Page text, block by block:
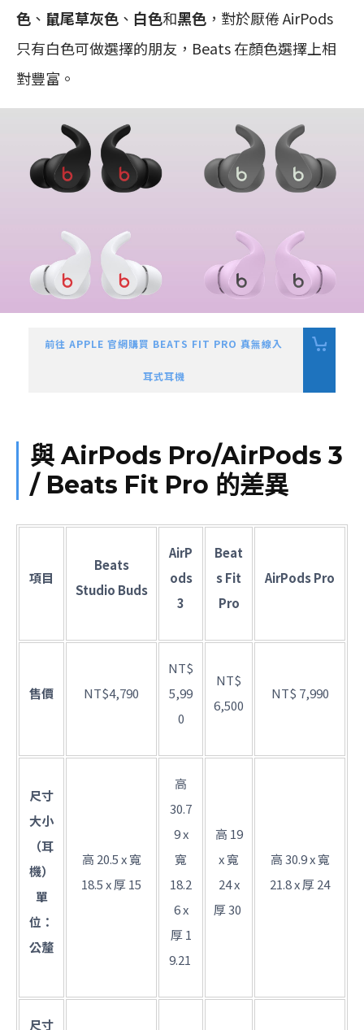
色 、 鼠尾草灰色 、 白色和黑色 ，對於厭倦 AirPods
只有白色可做選擇的朋友，Beats 在顏色選擇上相
對豐富。
前往 APPLE 官網購買 BEATS FIT PRO 真無線入
耳式耳機
與 AirPods Pro/AirPods 3
/ Beats Fit Pro 的差異
項目
Beats
Studio Buds
AirP
ods
3
Beat
s Fit
Pro
AirPods Pro
售價 NT$4,790
NT$
5,99
0
NT$
6,500
NT$ 7,990
尺寸
大小
（耳
機）
單
位：
公釐
高 20.5 x 寬
18.5 x 厚 15
高
30.7
9 x
寬
18.2
6 x
厚 1
9.21
高 19
x 寬
24 x
厚 30
高 30.9 x 寬
21.8 x 厚 24
尺寸